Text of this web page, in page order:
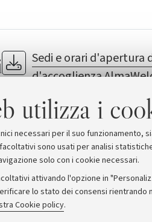
utilizza i
necessari per il suo
sono usati per analisi
solo con i cookie necessari.
attivando l'opzione in
lo stato dei consensi rientrando
Cookie policy.
Sedi e orari d'apertura
d'accoglienza
Guida ad AlmaWelcome! sul
Rassegna stampa